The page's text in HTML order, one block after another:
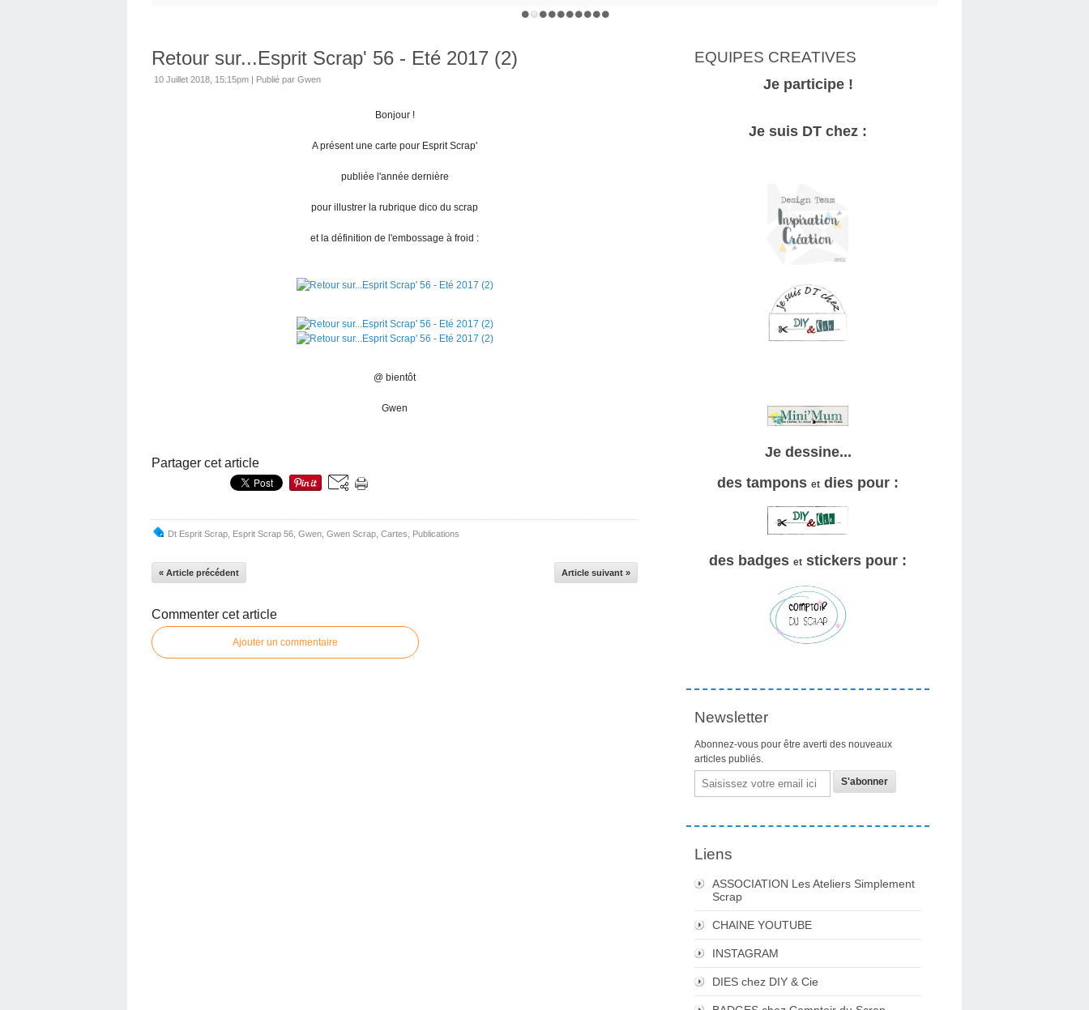
Retour sur...Esprit Scrap' 56 - Eté 2017 (2)
10 Juillet 2018, 15:15pm | Publié par Gwen
Bonjour !
A présent une carte pour Esprit Scrap'
publiée l'année dernière
pour illustrer la rubrique dico du scrap
et la définition de l'embossage à froid :
@ bientôt
Gwen
Partager cet article
Dt Esprit Scrap Esprit Scrap 56 Gwen Gwen Scrap Cartes Publications
« Article précédent Article suivant »
Commenter cet article
Ajouter un commentaire
EQUIPES CREATIVES
Je participe !
Je suis DT chez :
Je dessine...
des tampons et dies pour :
des badges et stickers pour :
Newsletter
Abonnez-vous pour être averti des nouveaux
articles publiés.
Email
Liens
ASSOCIATION Les Ateliers Simplement
Scrap
CHAINE YOUTUBE
INSTAGRAM
DIES chez DIY & Cie